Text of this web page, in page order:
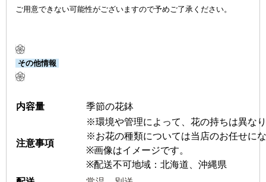
ご用意できない可能性がございますので予めご了承ください。
その他情報
内容量 季節の花鉢
注意事項
※環境や管理によって、花の持ちは異な
※お花の種類については当店のお任せに
※画像はイメージです。
※配送不可地域：北海道、沖縄県